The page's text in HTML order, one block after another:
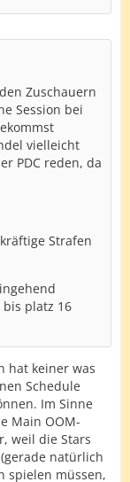
Zuschauern
Session bei
vielleicht
PDC reden, da
Strafen
platz 16
hat keiner was
Schedule
Im Sinne
Main OOM-
weil die Stars
natürlich
spielen müssen,